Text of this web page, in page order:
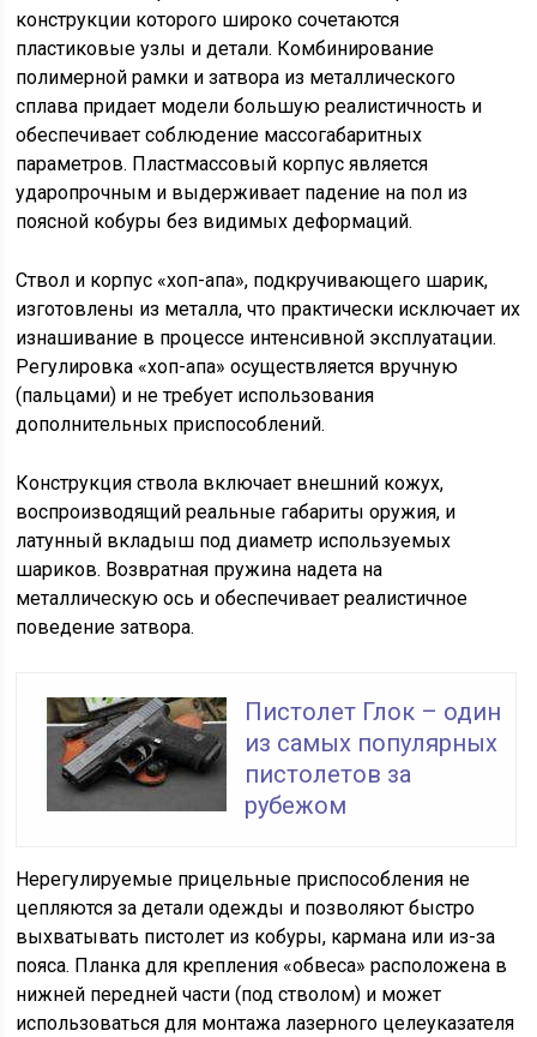
конструкции которого широко сочетаются
пластиковые узлы и детали. Комбинирование
полимерной рамки и затвора из металлического
сплава придает модели большую реалистичность и
обеспечивает соблюдение массогабаритных
параметров. Пластмассовый корпус является
ударопрочным и выдерживает падение на пол из
поясной кобуры без видимых деформаций.
Ствол и корпус «хоп-апа», подкручивающего шарик,
изготовлены из металла, что практически исключает их
изнашивание в процессе интенсивной эксплуатации.
Регулировка «хоп-апа» осуществляется вручную
(пальцами) и не требует использования
дополнительных приспособлений.
Конструкция ствола включает внешний кожух,
воспроизводящий реальные габариты оружия, и
латунный вкладыш под диаметр используемых
шариков. Возвратная пружина надета на
металлическую ось и обеспечивает реалистичное
поведение затвора.
Пистолет Глок – один
из самых популярных
пистолетов за
рубежом
Нерегулируемые прицельные приспособления не
цепляются за детали одежды и позволяют быстро
выхватывать пистолет из кобуры, кармана или из-за
пояса. Планка для крепления «обвеса» расположена в
нижней передней части (под стволом) и может
использоваться для монтажа лазерного целеуказателя